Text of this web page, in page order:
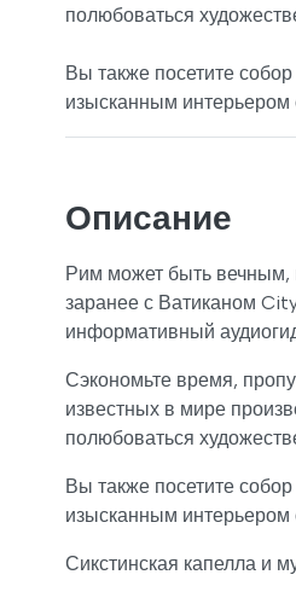
полюбоваться
Вы также посетите
изысканным интерьером
Описание
Рим может быть вечным,
заранее с Ватиканом
информативный
Сэкономьте время,
известных в мире
полюбоваться
Вы также посетите
изысканным интерьером
Сикстинская капелла и